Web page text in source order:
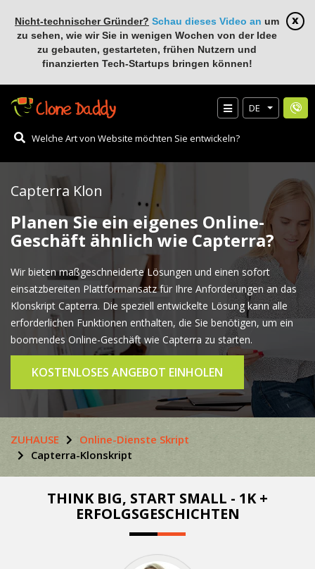
Nicht-technischer Gründer? Schau dieses Video an um
zu sehen, wie wir Sie in wenigen Wochen von der Idee
zu gebauten, gestarteten, frühen Nutzern und
finanzierten Tech-Startups bringen können!
DE
Capterra Klon
Planen Sie ein eigenes Online-
Geschäft ähnlich wie Capterra?
Wir bieten maßgeschneiderte Lösungen und einen sofort
einsatzbereiten Plattformansatz für Ihre Anforderungen an das
Klonskript Capterra. Die speziell entwickelte Lösung kann alle
erforderlichen Funktionen enthalten, die Sie benötigen, um ein
boomendes Online-Geschäft wie Capterra zu starten.
KOSTENLOSES ANGEBOT EINHOLEN
ZUHAUSE
Online-Dienste Skript
Capterra-Klonskript
THINK BIG, START SMALL - 1K +
ERFOLGSGESCHICHTEN